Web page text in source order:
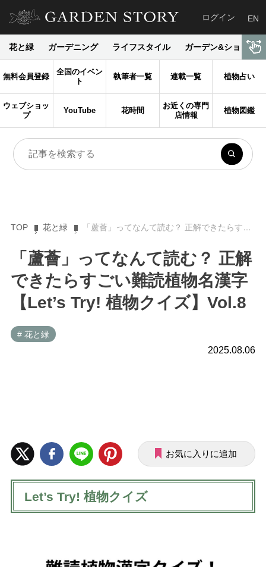
ログイン EN
花と緑 ガーデニング ライフスタイル ガーデン&ショップ
無料会員登録
全国のイベン
ト
執筆者一覧 連載一覧 植物占い
ウェブショッ
プ
YouTube 花時間
お近くの専門
店情報
植物図鑑
TOP 花と緑 「蘆薈」ってなんて読む？ 正解できたらすごい難読植物名漢字【Let’s Try! 植物クイズ】Vol.8
「蘆薈」ってなんて読む？ 正解
できたらすごい難読植物名漢字
【Let’s Try! 植物クイズ】Vol.8
# 花と緑
2025.08.06
お気に入りに追加
Let’s Try! 植物クイズ